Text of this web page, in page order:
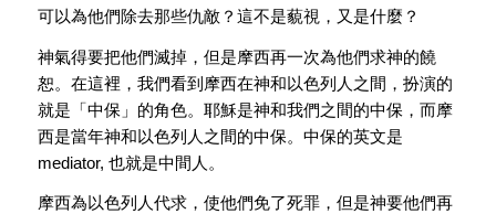
可以為他們除去那些仇敵？這不是藐視，又是什麼？
神氣得要把他們滅掉，但是摩西再一次為他們求神的饒
恕。在這裡，我們看到摩西在神和以色列人之間，扮演的
就是「中保」的角色。耶穌是神和我們之間的中保，而摩
西是當年神和以色列人之間的中保。中保的英文是
mediator, 也就是中間人。
摩西為以色列人代求，使他們免了死罪，但是神要他們再